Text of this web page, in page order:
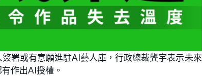
署或有意願進駐AI藝人庫，行政總裁龔宇表示未來
作出AI授權。